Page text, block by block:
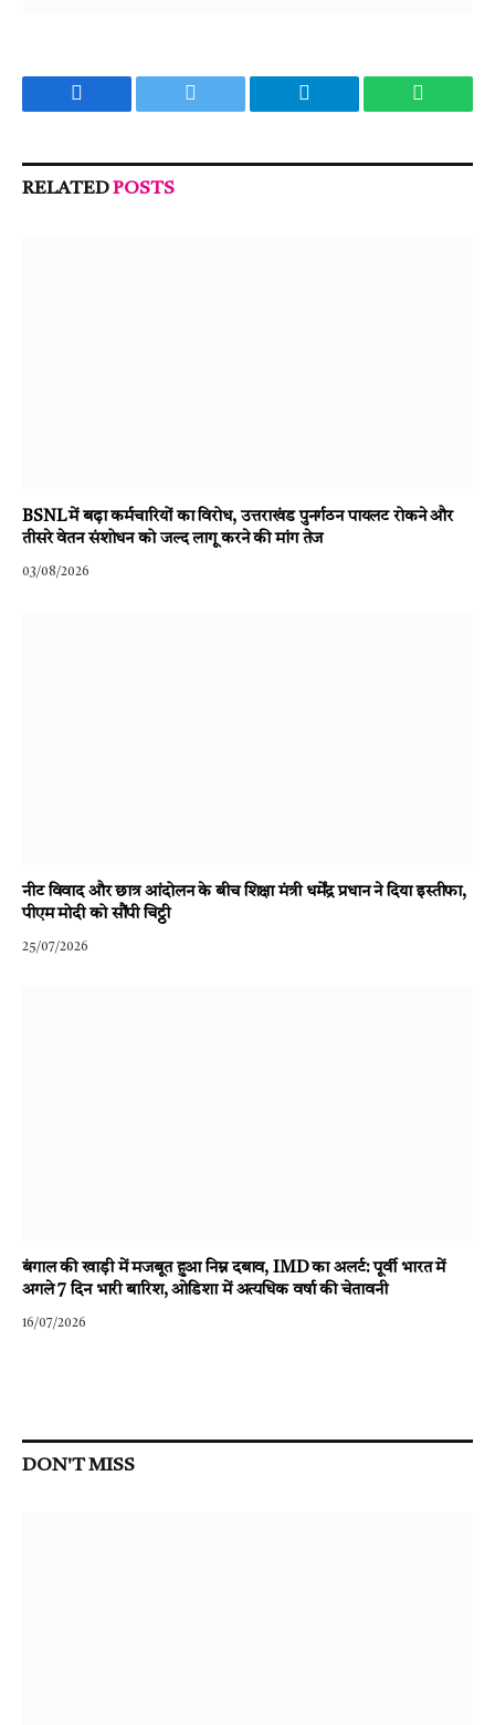
Facebook Twitter Telegram
RELATEDPOSTS
BSNL में बढ़ा कर्मचारियों का विरोध, उत्तराखंड पुनर्गठन पायलट रोकने और
तीसरे वेतन संशोधन को जल्द लागू करने की मांग तेज
03/08/2026
नीट विवाद और छात्र आंदोलन के बीच शिक्षा मंत्री धर्मेंद्र प्रधान ने दिया इस्तीफा,
पीएम मोदी को सौंपी चिट्ठी
25/07/2026
बंगाल की खाड़ी में मजबूत हुआ निम्न दबाव, IMD का अलर्ट: पूर्वी भारत में
अगले 7 दिन भारी बारिश, ओडिशा में अत्यधिक वर्षा की चेतावनी
16/07/2026
DON'T MISS